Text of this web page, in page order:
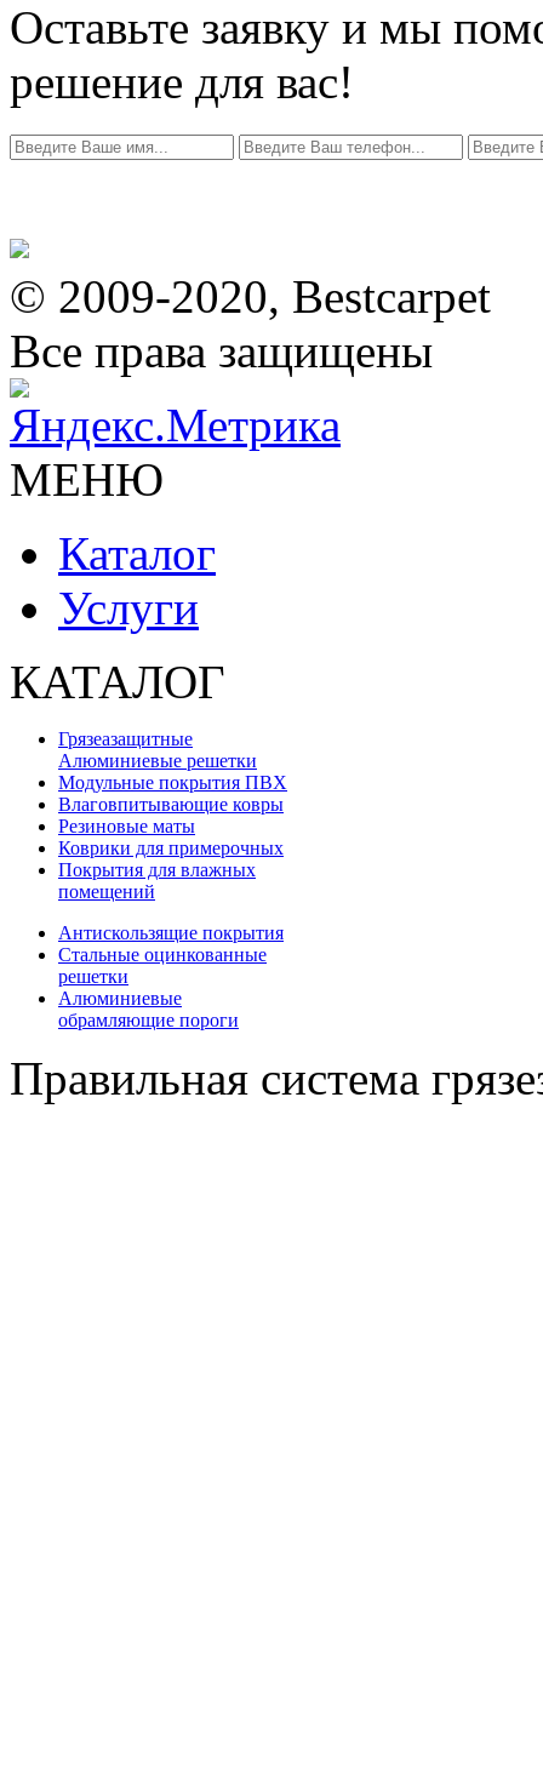
Оставьте заявку и мы
решение для вас!
© 2009-2020, Bestcarpet
Все права защищены
МЕНЮ
Каталог
Услуги
КАТАЛОГ
Грязеазащитные
Алюминиевые решетки
Модульные покрытия ПВХ
Влаговпитывающие ковры
Резиновые маты
Коврики для примерочных
Покрытия для влажных
помещений
Антискользящие покрытия
Стальные оцинкованные
решетки
Алюминиевые
обрамляющие пороги
Правильная система